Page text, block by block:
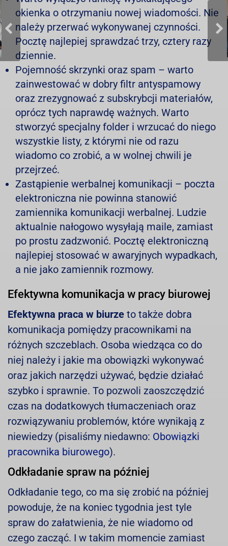
okienka o otrzymaniu nowej wiadomości. Nie
należy przerwać wykonywanej czynności.
Pocztę najlepiej sprawdzać trzy, cztery razy
dziennie.
Pojemność skrzynki oraz spam – warto
zainwestować w dobry filtr antyspamowy
oraz zrezygnować z subskrybcji materiałów,
oprócz tych naprawdę ważnych. Warto
stworzyć specjalny folder i wrzucać do niego
wszystkie listy, z którymi nie od razu
wiadomo co zrobić, a w wolnej chwili je
przejrzeć.
Zastąpienie werbalnej komunikacji – poczta
elektroniczna nie powinna stanowić
zamiennika komunikacji werbalnej. Ludzie
aktualnie nałogowo wysyłają maile, zamiast
po prostu zadzwonić. Pocztę elektroniczną
najlepiej stosować w awaryjnych wypadkach,
a nie jako zamiennik rozmowy.
Efektywna komunikacja w pracy biurowej
Efektywna praca w biurze to także dobra
komunikacja pomiędzy pracownikami na
różnych szczeblach. Osoba wiedząca co do
niej należy i jakie ma obowiązki wykonywać
oraz jakich narzędzi używać, będzie działać
szybko i sprawnie. To pozwoli zaoszczędzić
czas na dodatkowych tłumaczeniach oraz
rozwiązywaniu problemów, które wynikają z
niewiedzy (pisaliśmy niedawno: Obowiązki
pracownika biurowego).
Odkładanie spraw na później
Odkładanie tego, co ma się zrobić na później
powoduje, że na koniec tygodnia jest tyle
spraw do załatwienia, że nie wiadomo od
czego zacząć. I w takim momencie zamiast